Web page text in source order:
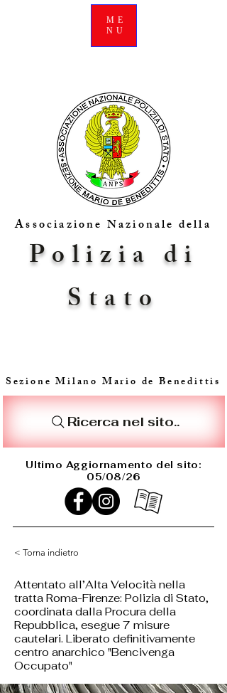
ME
NU
Associazione Nazionale della
Sezione Milano Mario de Benedittis
Ricerca nel sito..
Polizia di
Stato
Ultimo Aggiornamento del sito:
05/08/26
< Torna indietro
Attentato all’Alta Velocità nella
tratta Roma-Firenze: Polizia di Stato,
coordinata dalla Procura della
Repubblica, esegue 7 misure
cautelari. Liberato definitivamente
centro anarchico "Bencivenga
Occupato"